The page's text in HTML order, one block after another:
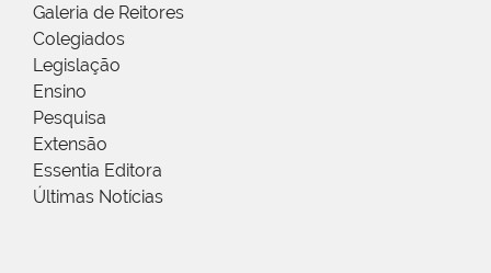
Galeria de Reitores
Colegiados
Legislação
Ensino
Pesquisa
Extensão
Essentia Editora
Últimas Notícias